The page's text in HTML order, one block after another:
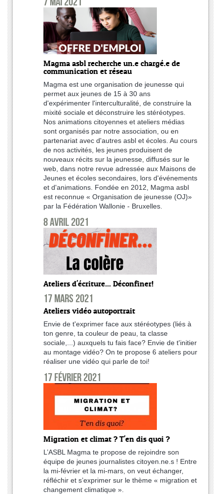
Magma asbl recherche un.e chargé.e de
communication et réseau
Magma est une organisation de jeunesse qui
permet aux jeunes de 15 à 30 ans
d'expérimenter l'interculturalité, de construire la
mixité sociale et déconstruire les stéréotypes.
Nos animations citoyennes et ateliers médias
sont organisés par notre association, ou en
partenariat avec d'autres asbl et écoles. Au cours
de nos activités, les jeunes produisent de
nouveaux récits sur la jeunesse, diffusés sur le
web, dans notre revue adressée aux Maisons de
Jeunes et écoles secondaires, lors d'événements
et d'animations. Fondée en 2012, Magma asbl
est reconnue « Organisation de jeunesse (OJ)»
par la Fédération Wallonie - Bruxelles.
8 avril 2021
Ateliers d'écriture... Déconfiner!
17 mars 2021
Ateliers vidéo autoportrait
Envie de t'exprimer face aux stéréotypes (liés à
ton genre, ta couleur de peau, ta classe
sociale,...) auxquels tu fais face? Envie de t'initier
au montage vidéo? On te propose 6 ateliers pour
réaliser une vidéo qui parle de toi!
17 février 2021
Migration et climat ? T'en dis quoi ?
L’ASBL Magma te propose de rejoindre son
équipe de jeunes journalistes citoyen.ne.s ! Entre
la mi-février et la mi-mars, on veut échanger,
réfléchir et s’exprimer sur le thème « migration et
changement climatique ».